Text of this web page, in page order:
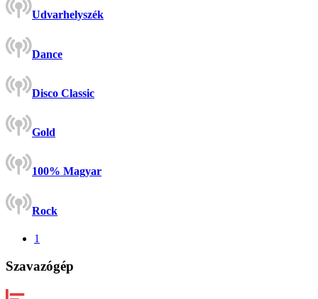
Udvarhelyszék
Dance
Disco Classic
Gold
100% Magyar
Rock
1
Szavazógép